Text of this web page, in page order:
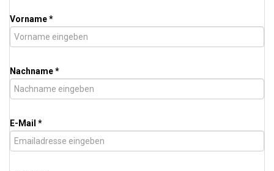
Vorname *
Nachname *
E-Mail *